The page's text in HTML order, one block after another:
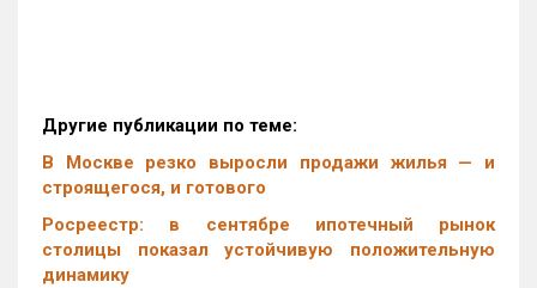
Другие публикации по теме:
В Москве резко выросли продажи жилья — и
строящегося, и готового
Росреестр: в сентябре ипотечный рынок
столицы показал устойчивую положительную
динамику